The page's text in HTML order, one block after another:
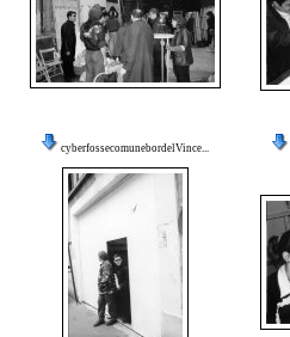
cyberfossecomunebordelVince...